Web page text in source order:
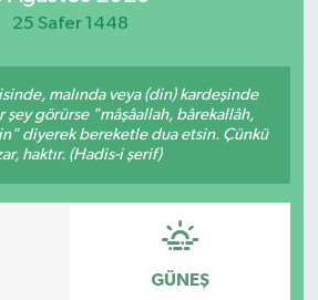
25 Safer 1448
malında veya (din) kardeşinde
şey görürse "mâşâallah, bârekallâh,
diyerek bereketle dua etsin. Çünkü
haktır. (Hadis-i şerif)
GÜNEŞ